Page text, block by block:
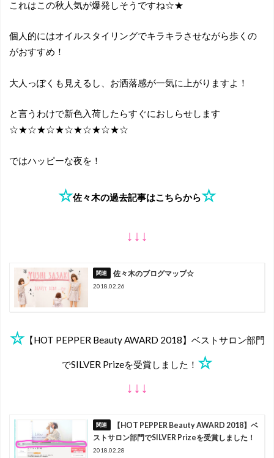
これはこの秋人気が爆発しそうですね☆★
個人的にはオイルスタイリングでキラキラさせながら歩くの
がおすすめ！
大人っぽくも見えるし、お洒落感が一気に上がりますよ！
と言うわけで新色入荷したらすぐにおしらせします
☆★☆★☆★☆★☆★☆★☆
ではハッピーな夜を！
☆佐々木の過去記事はこちらから☆
↓↓↓
佐々木のブログマップ☆
2018.02.26
☆【HOT PEPPER Beauty AWARD 2018】ベストサロン部門
でSILVER Prizeを受賞しました！ ☆
↓↓↓
【HOT PEPPER Beauty AWARD 2018】ベ
ストサロン部門でSILVER Prizeを受賞しました！
2018.02.28